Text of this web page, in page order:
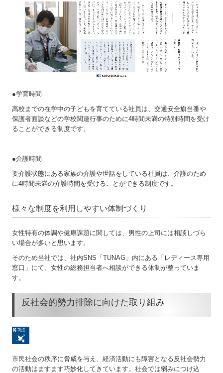
●学育時間
高校までの在学中の子どもを育てている社員は、交通安全旗当番や
保護者面談などの学校関連行事のために4時間未満の特別時間を受け
ることができる制度です。
●介護時間
要介護状態にある家族の介護や世話をしている社員は、介護のため
に4時間未満の介護時間を受けることができる制度です。
様々な制度を利用しやすい体制づくり
女性特有の体調や健康課題に関しては、男性の上司には相談しづら
い場合が多いと思います。
そのため当社では、社内SNS「TUNAG」内にある「レディース専用
窓口」にて、女性の総務担当者へ相談ができる体制が整っていま
す。
反社会的勢力排除に向けた取り組み
市民社会の秩序に脅威を与え、経済活動にも障害となる反社会勢力
の活動はますます巧妙化してきています。社会では弱みにつけ込